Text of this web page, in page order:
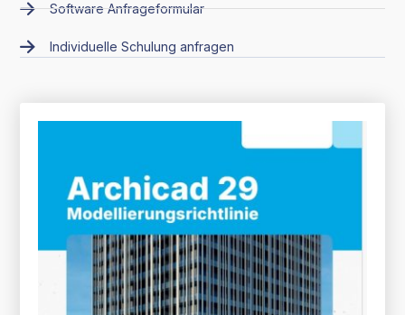
Software Anfrageformular
Individuelle Schulung anfragen